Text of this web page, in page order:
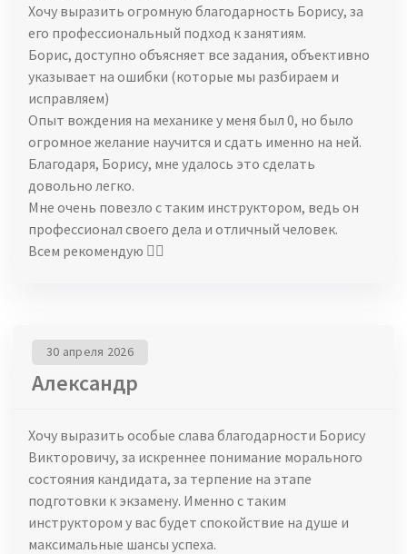
Хочу выразить огромную благодарность Борису, за
его профессиональный подход к занятиям.
Борис, доступно объясняет все задания, объективно
указывает на ошибки (которые мы разбираем и
исправляем)
Опыт вождения на механике у меня был 0, но было
огромное желание научится и сдать именно на ней.
Благодаря, Борису, мне удалось это сделать
довольно легко.
Мне очень повезло с таким инструктором, ведь он
профессионал своего дела и отличный человек.
Всем рекомендую 👍🏻
Александр
30 апреля 2026
Хочу выразить особые слава благодарности Борису
Викторовичу, за искреннее понимание морального
состояния кандидата, за терпение на этапе
подготовки к экзамену. Именно с таким
инструктором у вас будет спокойствие на душе и
максимальные шансы успеха.